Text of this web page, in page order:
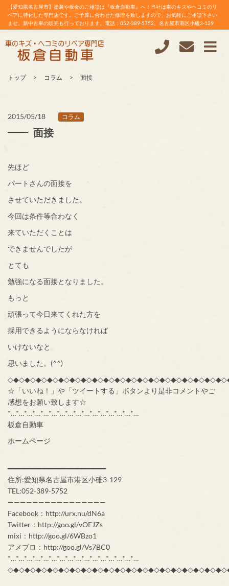
【愛知県名古屋市】塗装や板金のご相談は『板倉自動車』へ！当社は車のキズやヘコミのリ
ペアに特化した専門店です。ご予算に合わせた修理を致しますので、お気軽にご相談下さい
ませ。新中古車の販売も行っております。電話：052-389-5752。名古屋市港区小碓3-129
トップ コラム 面接
2015/05/18 コラム
面接
先ほど
パートさんの面接を
させていただきました。
今回は条件等合わなく
来ていただくことは
できませんでしたが
とても
勉強になる面接となりました。
もっと
頑張って今日来てくれた方を
採用できるようにならなければ
いけないなと
思いました。(^^)
☆「いいね！」や「ツイートする」ボタンより是非コメントやご
感想をお願い致します☆
*…*…*…*…*…*…*…*…*…*…*…*…*…*…*…*…
板倉自動車
ホームページ
━━━━━━━━━━━━━━━━━━━━━━━━
住所:愛知県名古屋市港区小碓3-129
TEL:052-389-5752
————————————————
Facebook：http://urx.nu/dN6a
Twitter：http://goo.gl/vOEJZs
mixi：http://goo.gl/6WBzo1
アメブロ：http://goo.gl/Vs7BC0
*…*…*…*…*…*…*…*…*…*…*…*…*…*…*…*…